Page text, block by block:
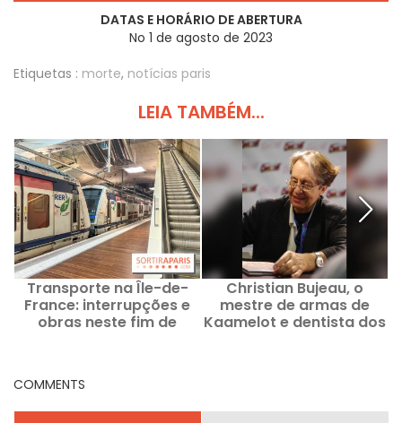
DATAS E HORÁRIO DE ABERTURA
No 1 de agosto de 2023
Etiquetas : morte, notícias paris
LEIA TAMBÉM...
Transporte na Île-de-
France: interrupções e
obras neste fim de
Christian Bujeau, o
mestre de armas de
Kaamelot e dentista dos
COMMENTS